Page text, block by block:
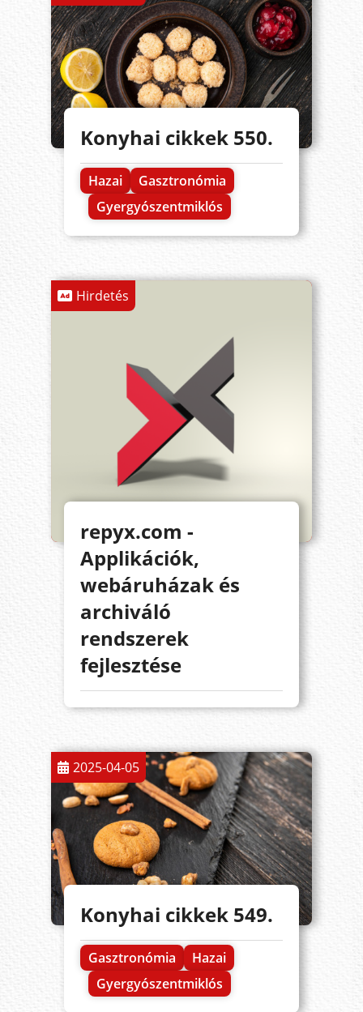
Konyhai cikkek 550.
Hazai
Gasztronómia
Gyergyószentmiklós
Hirdetés
repyx.com -
Applikációk,
webáruházak és
archiváló
rendszerek
fejlesztése
2025-04-05
Konyhai cikkek 549.
Gasztronómia
Hazai
Gyergyószentmiklós